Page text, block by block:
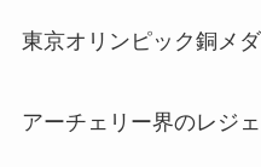
東京オリンピック銅メ
アーチェリー界のレジ